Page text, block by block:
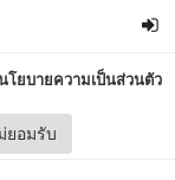
โยบายความเป็นส่วนตัว
ยอมรับ